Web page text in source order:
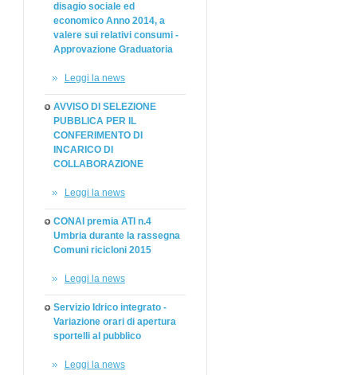
disagio sociale ed
economico Anno 2014, a
valere sui relativi consumi -
Approvazione Graduatoria
Leggi la news
AVVISO DI SELEZIONE
PUBBLICA PER IL
CONFERIMENTO DI
INCARICO DI
COLLABORAZIONE
Leggi la news
CONAI premia ATI n.4
Umbria durante la rassegna
Comuni ricicloni 2015
Leggi la news
Servizio Idrico integrato -
Variazione orari di apertura
sportelli al pubblico
Leggi la news